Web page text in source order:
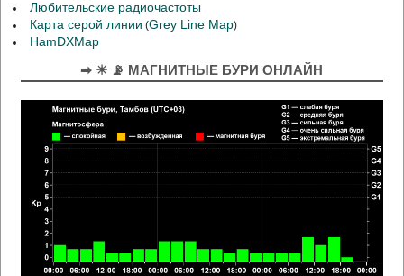
Любительские радиочастоты
Карта серой линии (Grey Line Map)
HamDXMap
➡ ☀ 📡 МАГНИТНЫЕ БУРИ ОНЛАЙН